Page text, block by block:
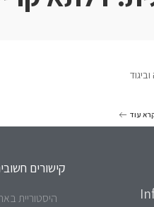
עוד
קישורים
היסטוריית